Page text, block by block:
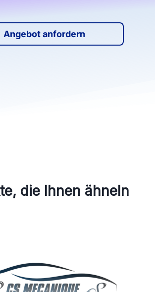
Angebot anfordern
die Ihnen ähneln